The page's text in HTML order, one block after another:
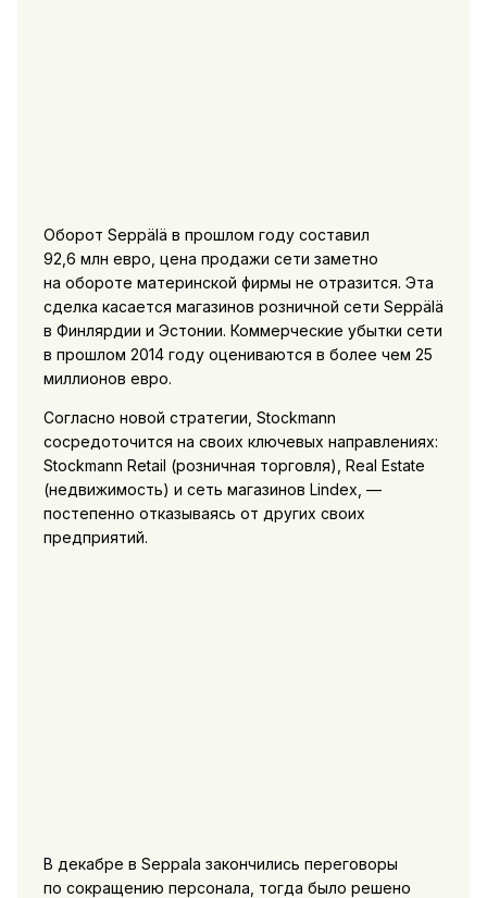
Оборот Seppälä в прошлом году составил
92,6 млн евро, цена продажи сети заметно
на обороте материнской фирмы не отразится. Эта
сделка касается магазинов розничной сети Seppälä
в Финлярдии и Эстонии. Коммерческие убытки сети
в прошлом 2014 году оцениваются в более чем 25
миллионов евро.
Согласно новой стратегии, Stockmann
сосредоточится на своих ключевых направлениях:
Stockmann Retail (розничная торговля), Real Estate
(недвижимость) и сеть магазинов Lindex, —
постепенно отказываясь от других своих
предприятий.
В декабре в Seppala закончились переговоры
по сокращению персонала, тогда было решено